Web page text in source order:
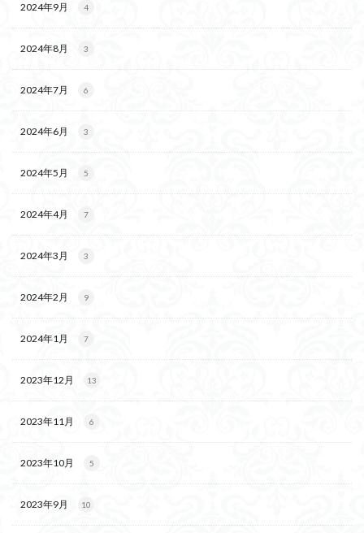
2024年9月 4
2024年8月 3
2024年7月 6
2024年6月 3
2024年5月 5
2024年4月 7
2024年3月 3
2024年2月 9
2024年1月 7
2023年12月 13
2023年11月 6
2023年10月 5
2023年9月 10